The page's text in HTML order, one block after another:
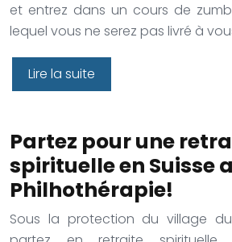
et entrez dans un cours de
lequel vous ne serez pas livré à
Lire la suite
Partez pour une
spirituelle en Suisse
Philhothérapie!
Sous la protection du village